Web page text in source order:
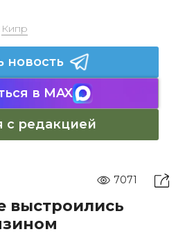
Кипр
новость
в MAX
с редакцией
7071
выстроились